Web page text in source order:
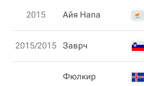
2015 Айя Напа
2015/2015 Заврч
Фюлкир